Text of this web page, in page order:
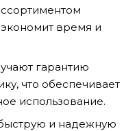
экономит время и
гарантию
что обеспечивает
использование.
и надежную